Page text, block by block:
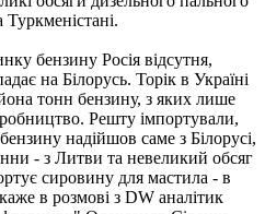
Туркменістані.
бензину Росія відсутня,
на Білорусь. Торік в Україні
тонн бензину, з яких лише
Решту імпортували,
надійшов саме з Білорусі,
- з Литви та невеликий обсяг
сировину для мастила - в
в розмові з DW аналітик